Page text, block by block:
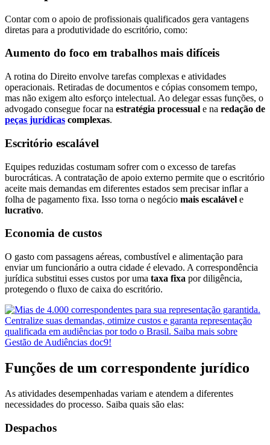
Contar com o apoio de profissionais qualificados gera vantagens
diretas para a produtividade do escritório, como:
Aumento do foco em trabalhos mais difíceis
A rotina do Direito envolve tarefas complexas e atividades
operacionais. Retiradas de documentos e cópias consomem tempo,
mas não exigem alto esforço intelectual. Ao delegar essas funções, o
advogado consegue focar na estratégia processual e na redação de
peças jurídicas complexas.
Escritório escalável
Equipes reduzidas costumam sofrer com o excesso de tarefas
burocráticas. A contratação de apoio externo permite que o escritório
aceite mais demandas em diferentes estados sem precisar inflar a
folha de pagamento fixa. Isso torna o negócio mais escalável e
lucrativo.
Economia de custos
O gasto com passagens aéreas, combustível e alimentação para
enviar um funcionário a outra cidade é elevado. A correspondência
jurídica substitui esses custos por uma taxa fixa por diligência,
protegendo o fluxo de caixa do escritório.
Funções de um correspondente jurídico
As atividades desempenhadas variam e atendem a diferentes
necessidades do processo. Saiba quais são elas:
Despachos